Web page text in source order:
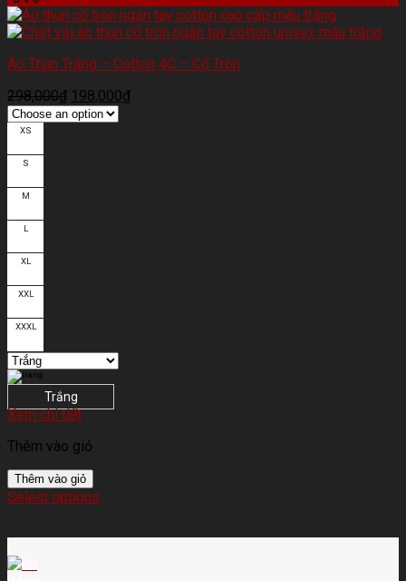
Áo Thun Trắng – Cotton 4C – Cổ Tròn
298,000₫ 198,000₫
XS
S
M
L
XL
XXL
XXXL
Trắng
Xem chi tiết
Thêm vào giỏ
Thêm vào giỏ
Select options